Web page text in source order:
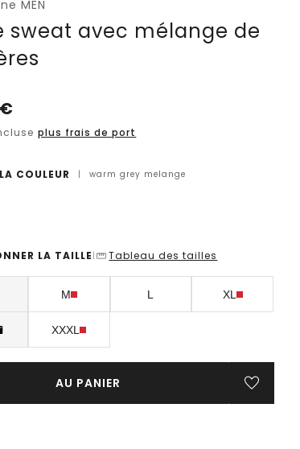
MEN
sweat avec mélange de
€
plus frais de port
COULEUR | warm grey melange
LA TAILLE| Tableau des tailles
M L XL
XXXL
AU PANIER